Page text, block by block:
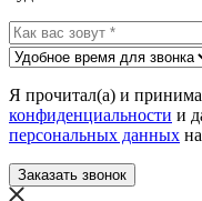
Я прочитал(а) и
конфиденциальности и
персональных данных
Заказать звонок